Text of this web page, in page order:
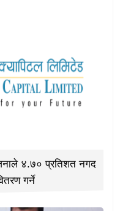
४.७० प्रतिशत नगद
गर्ने